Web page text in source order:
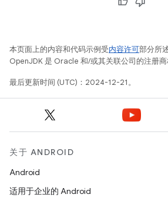
本页面上的内容和代码示例受内容许可部分所
OpenJDK 是 Oracle 和/或其关联公司的注册商
最后更新时间 (UTC)：2024-12-21。
关于 ANDROID
Android
适用于企业的 Android